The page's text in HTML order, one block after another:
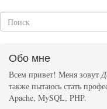
Обо мне
Всем привет! Меня зовут
также пытаюсь стать
Apache, MySQL, PHP.